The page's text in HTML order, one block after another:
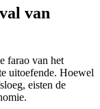
van
farao van het
uitoefende. Hoewel
eisten de